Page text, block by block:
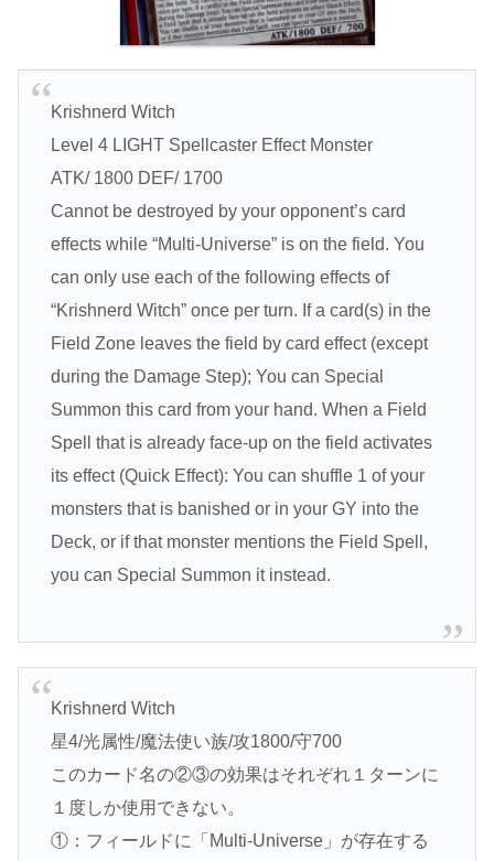
Krishnerd Witch
Level 4 LIGHT Spellcaster Effect Monster
ATK/ 1800 DEF/ 1700
Cannot be destroyed by your opponent’s card
effects while “Multi-Universe” is on the field. You
can only use each of the following effects of
“Krishnerd Witch” once per turn. If a card(s) in the
Field Zone leaves the field by card effect (except
during the Damage Step); You can Special
Summon this card from your hand. When a Field
Spell that is already face-up on the field activates
its effect (Quick Effect): You can shuffle 1 of your
monsters that is banished or in your GY into the
Deck, or if that monster mentions the Field Spell,
you can Special Summon it instead.
Krishnerd Witch
星4/光属性/魔法使い族/攻1800/守700
このカード名の②③の効果はそれぞれ１ターンに
１度しか使用できない。
①：フィールドに「Multi-Universe」が存在する